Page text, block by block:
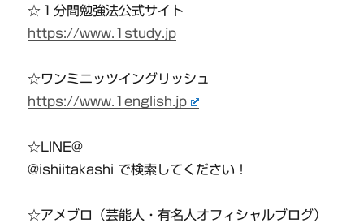
☆１分間勉強法公式サイト
https://www.1study.jp
☆ワンミニッツイングリッシュ
https://www.1english.jp
☆LINE@
@ishiitakashi で検索してください！
☆アメブロ（芸能人・有名人オフィシャルブログ）